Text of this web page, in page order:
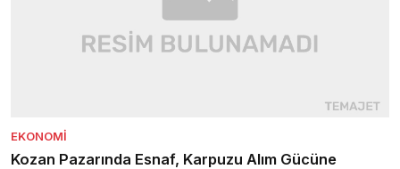
EKONOMI
Kozan Pazarında Esnaf, Karpuzu Alım Gücüne